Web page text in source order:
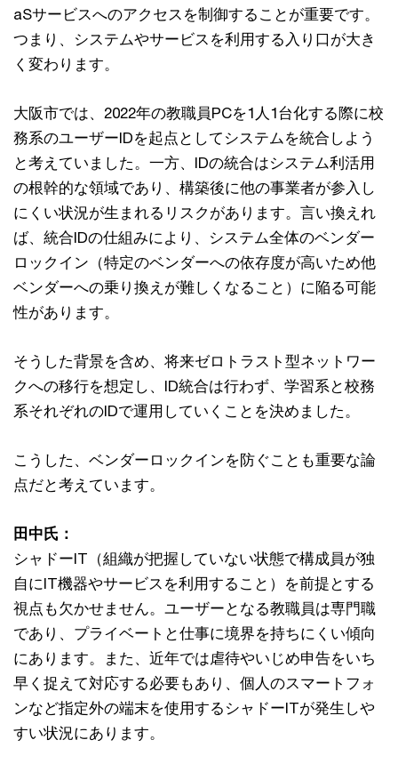
aSサービスへのアクセスを制御することが重要です。
つまり、システムやサービスを利用する入り口が大き
く変わります。
大阪市では、2022年の教職員PCを1人1台化する際に校
務系のユーザーIDを起点としてシステムを統合しよう
と考えていました。一方、IDの統合はシステム利活用
の根幹的な領域であり、構築後に他の事業者が参入し
にくい状況が生まれるリスクがあります。言い換えれ
ば、統合IDの仕組みにより、システム全体のベンダー
ロックイン（特定のベンダーへの依存度が高いため他
ベンダーへの乗り換えが難しくなること）に陥る可能
性があります。
そうした背景を含め、将来ゼロトラスト型ネットワー
クへの移行を想定し、ID統合は行わず、学習系と校務
系それぞれのIDで運用していくことを決めました。
こうした、ベンダーロックインを防ぐことも重要な論
点だと考えています。
田中氏：
シャドーIT（組織が把握していない状態で構成員が独
自にIT機器やサービスを利用すること）を前提とする
視点も欠かせません。ユーザーとなる教職員は専門職
であり、プライベートと仕事に境界を持ちにくい傾向
にあります。また、近年では虐待やいじめ申告をいち
早く捉えて対応する必要もあり、個人のスマートフォ
ンなど指定外の端末を使用するシャドーITが発生しや
すい状況にあります。